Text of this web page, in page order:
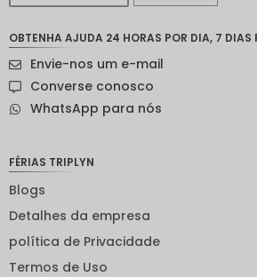
sueca
neozelan
ienes
EUR
OBTENHA AJUDA 24 HORAS POR DIA, 7 DIAS
Envie-nos um e-mail
Converse conosco
WhatsApp para nós
FÉRIAS TRIPLYN
Blogs
Detalhes da empresa
política de Privacidade
Termos de Uso